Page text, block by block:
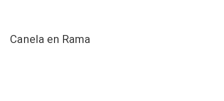
Electronikboy
Canela en Rama